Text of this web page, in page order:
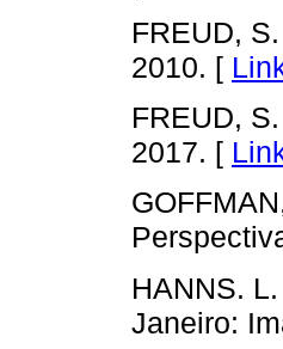
FREUD, S.
2010. [
FREUD, S.
2017. [
HANNS. L.
Janeiro: